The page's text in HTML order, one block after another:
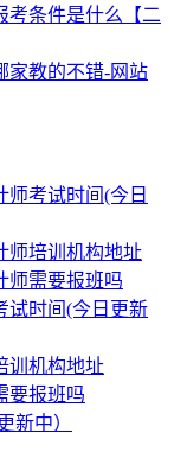
考条件是什么【二
家教的不错-网站
考试时间(今日
师培训机构地址
师需要报班吗
试时间(今日更新
训机构地址
要报班吗
新中）